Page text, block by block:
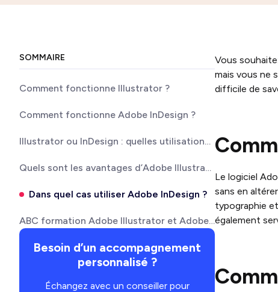
SOMMAIRE
Comment fonctionne Illustrator ?
Comment fonctionne Adobe InDesign ?
Illustrator ou InDesign : quelles utilisations ?
Quels sont les avantages d’Adobe Illustrator ?
Dans quel cas utiliser Adobe InDesign ?
ABC formation Adobe Illustrator et Adobe InDesign : que proposons-nous?
Besoin d’un accompagnement
personnalisé ?
Échangez avec un conseiller pour
Vous
mais vous ne
difficile de
Le logiciel
sans en
typographie
également